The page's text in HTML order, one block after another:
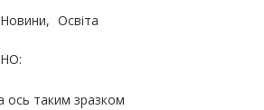
Новини Освіта
ось таким зразком